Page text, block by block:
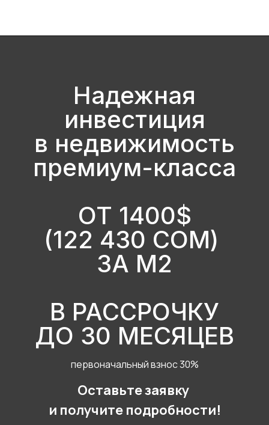
Надежная
инвестиция
в недвижимость
премиум-класса
ОТ 1400$
(122 430 СОМ)
ЗА М2
В РАССРОЧКУ
ДО 30 МЕСЯЦЕВ
первоначальный взнос 30%
Оставьте заявку
и получите подробности!